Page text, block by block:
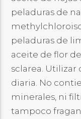
peladuras de
peladuras de
aceite de flor
sclarea.
diaria. No
minerales, ni
tampoco